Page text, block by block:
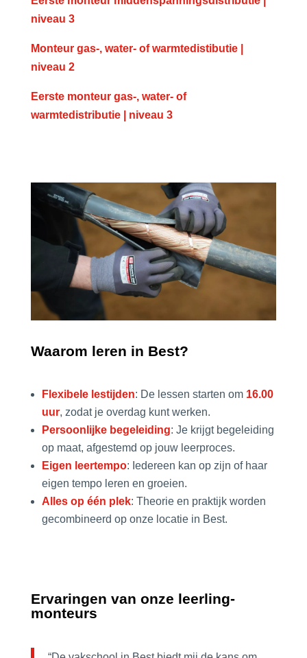
niveau 3
Monteur gas-, water- of warmtedistibutie |
niveau 2
Eerste monteur gas-, water- of
warmtedistributie | niveau 3
Waarom leren in Best?
Flexibele lestijden: De lessen starten om 16.00
uur, zodat je overdag kunt werken.
Persoonlijke begeleiding: Je krijgt begeleiding
op maat, afgestemd op jouw leerproces.
Eigen leertempo: Iedereen kan op zijn of haar
eigen tempo leren en groeien.
Alles op één plek: Theorie en praktijk worden
gecombineerd op onze locatie in Best.
Ervaringen van onze leerling-
monteurs